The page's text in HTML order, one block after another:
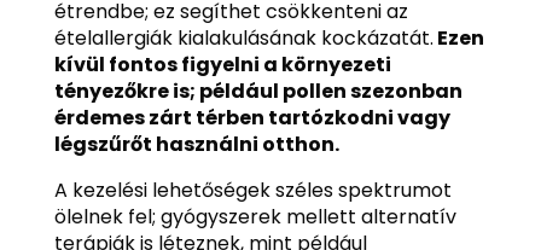
étrendbe; ez segíthet csökkenteni az
ételallergiák kialakulásának kockázatát. Ezen
kívül fontos figyelni a környezeti
tényezőkre is; például pollen szezonban
érdemes zárt térben tartózkodni vagy
légszűrőt használni otthon.
A kezelési lehetőségek széles spektrumot
ölelnek fel; gyógyszerek mellett alternatív
terápiák is léteznek, mint például